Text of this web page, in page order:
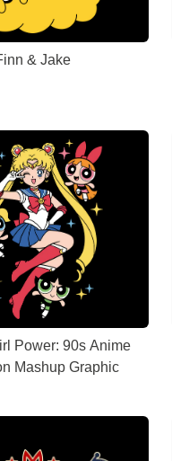
& Jake
Power: 90s Anime
Mashup Graphic